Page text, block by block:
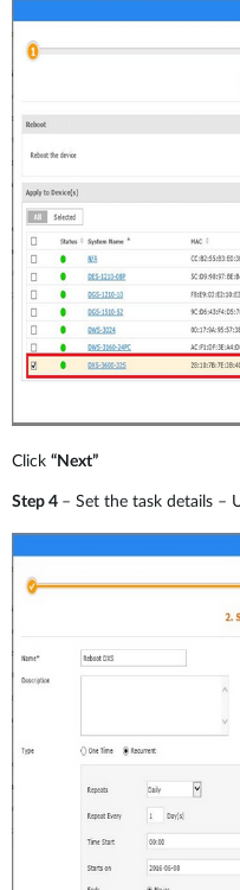
Click “Next”
Step 4 – Set the task details –